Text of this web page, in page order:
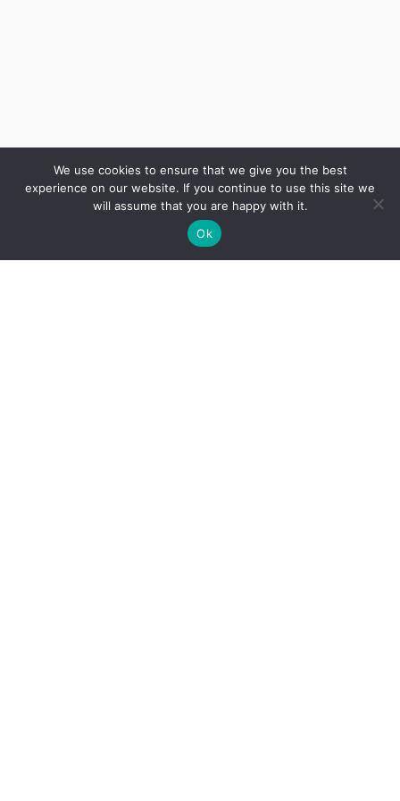
We use cookies to ensure that we give you the best
experience on our website. If you continue to use this site we
will assume that you are happy with it.
Ok